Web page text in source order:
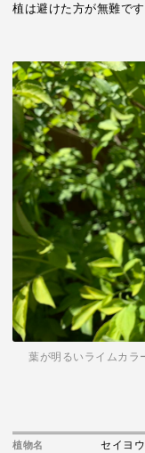
植は避けた方が無難です
葉が明るいライムカラ
植物名 セイヨ